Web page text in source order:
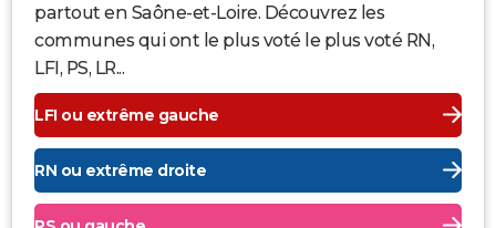
partout en Saône-et-Loire. Découvrez les
communes qui ont le plus voté le plus voté RN,
LFI, PS, LR...
LFI ou extrême gauche
RN ou extrême droite